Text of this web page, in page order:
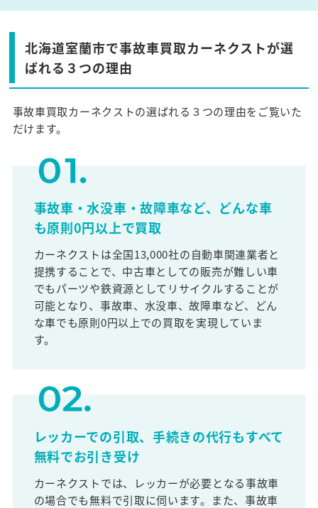
北海道室蘭市で事故車買取カーネクストが選
ばれる３つの理由
事故車買取カーネクストの選ばれる３つの理由をご覧いた
だけます。
事故車・水没車・故障車など、どんな車
も原則0円以上で買取
カーネクストは全国13,000社の自動車関連業者と
提携することで、中古車としての販売が難しい車
でもパーツや鉄資源としてリサイクルすることが
可能となり、事故車、水没車、故障車など、どん
な車でも原則0円以上での買取を実現していま
す。
レッカーでの引取、手続きの代行もすべて
無料でお引き受け
カーネクストでは、レッカーが必要となる事故車
の場合でも無料で引取に伺います。また、事故車